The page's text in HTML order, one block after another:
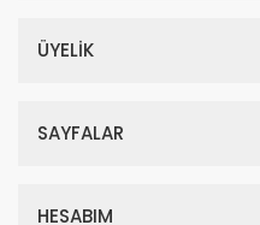
ÜYELİK
SAYFALAR
HESABIM